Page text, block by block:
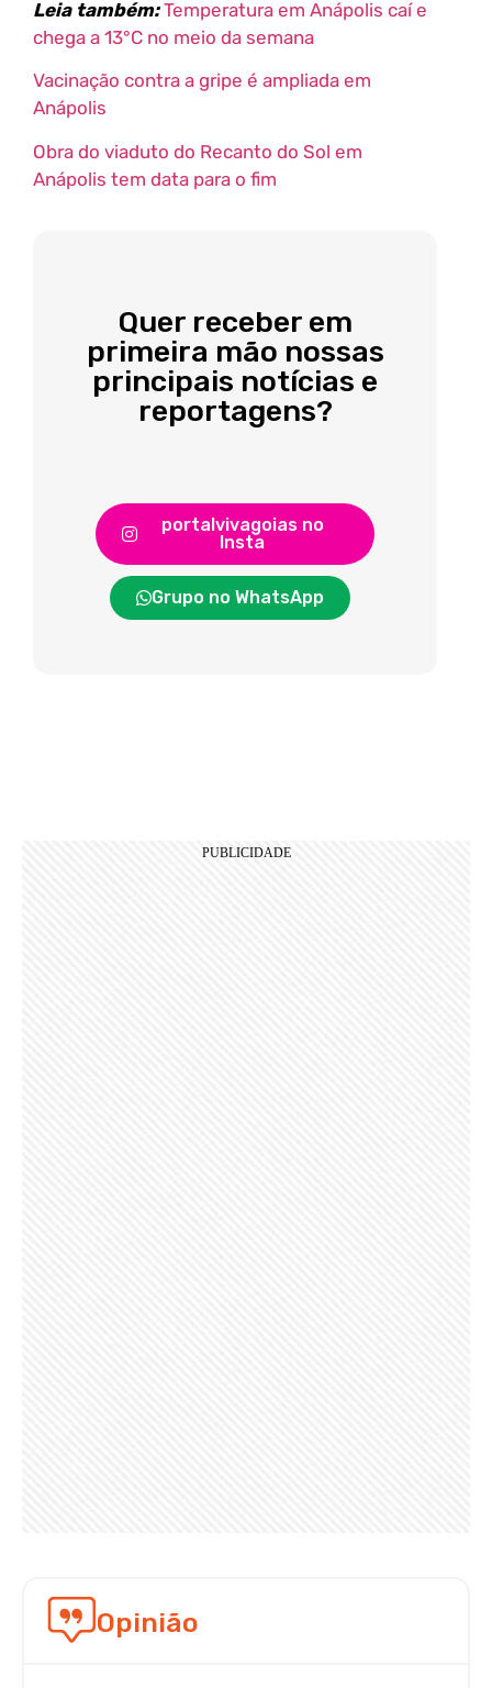
Leia também:Temperatura em Anápolis caí e
chega a 13°C no meio da semana
Vacinação contra a gripe é ampliada em
Anápolis
Obra do viaduto do Recanto do Sol em
Anápolis tem data para o fim
Quer receber em
primeira mão nossas
principais notícias e
reportagens?
portalvivagoias no
Insta
Grupo no WhatsApp
Opinião